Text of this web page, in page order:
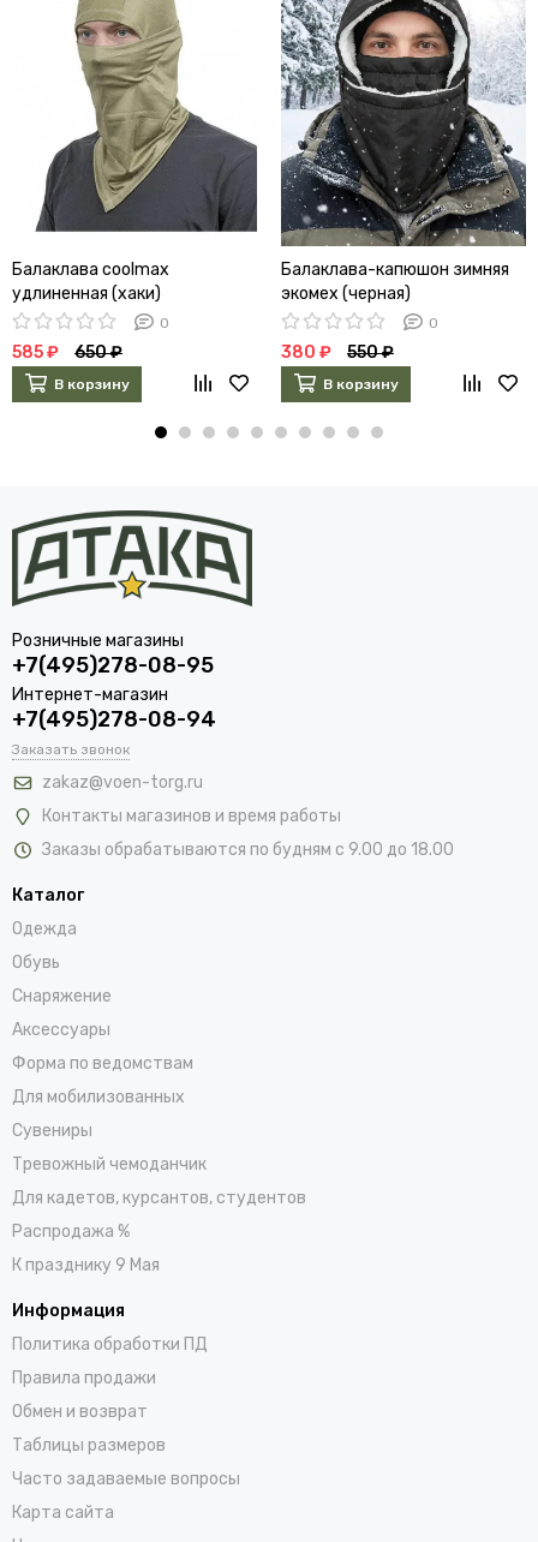
Балаклава coolmax
удлиненная (хаки)
0
585 ₽ 650 ₽
В корзину
Балаклава-капюшон зимняя
экомех (черная)
0
380 ₽ 550 ₽
В корзину
Розничные магазины
+7(495)278-08-95
Интернет-магазин
+7(495)278-08-94
Заказать звонок
zakaz@voen-torg.ru
Контакты магазинов и время работы
Заказы обрабатываются по будням с 9.00 до 18.00
Каталог
Одежда
Обувь
Снаряжение
Аксессуары
Форма по ведомствам
Для мобилизованных
Сувениры
Тревожный чемоданчик
Для кадетов, курсантов, студентов
Распродажа %
К празднику 9 Мая
Информация
Политика обработки ПД
Правила продажи
Обмен и возврат
Таблицы размеров
Часто задаваемые вопросы
Карта сайта